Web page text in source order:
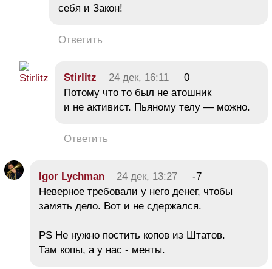
себя и Закон!
Ответить
Stirlitz 24 дек, 16:11
0
Потому что то был не атошник
и не активист. Пьяному телу — можно.
Ответить
Igor Lychman 24 дек, 13:27
-7
Неверное требовали у него денег, чтобы
замять дело. Вот и не сдержался.
PS Не нужно постить копов из Штатов.
Там копы, а у нас - менты.